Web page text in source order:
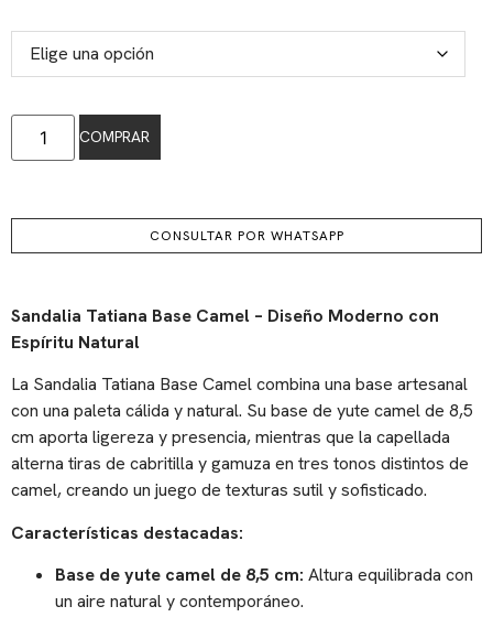
COMPRAR
CONSULTAR POR WHATSAPP
Sandalia Tatiana Base Camel – Diseño Moderno con
Espíritu Natural
La Sandalia Tatiana Base Camel combina una base artesanal
con una paleta cálida y natural. Su base de yute camel de 8,5
cm aporta ligereza y presencia, mientras que la capellada
alterna tiras de cabritilla y gamuza en tres tonos distintos de
camel, creando un juego de texturas sutil y sofisticado.
Características destacadas:
Base de yute camel de 8,5 cm: Altura equilibrada con
un aire natural y contemporáneo.